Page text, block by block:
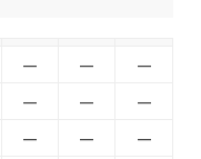
— —
—
— —
—
— —
—